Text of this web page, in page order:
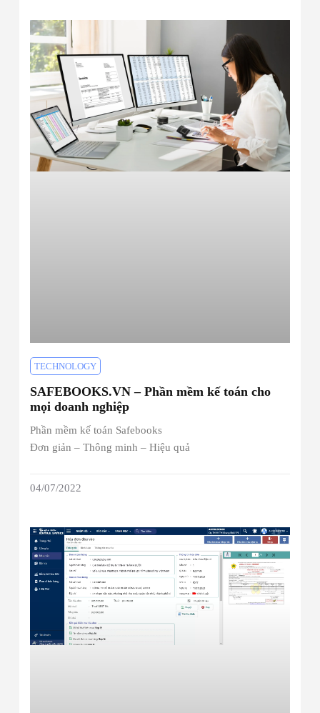
TECHNOLOGY
SAFEBOOKS.VN – Phần mềm kế toán cho
mọi doanh nghiệp
Phần mềm kế toán Safebooks
Đơn giản – Thông minh – Hiệu quả
04/07/2022